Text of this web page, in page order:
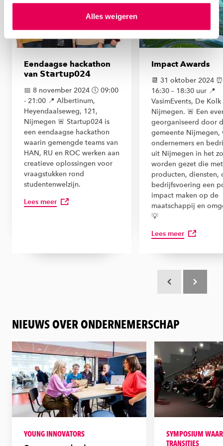
cookiestatement. Via ‘Zelf instellen’ kun je ook zelf
instellen welke cookies we plaatsen. Je kunt je
toestemming altijd wijzigen of intrekken via
Alles weigeren
Eendaagse hackathon
van 𝗦𝘁𝗮𝗿𝘁𝘂𝗽𝟬𝟮𝟰
📅 8 november 2024 🕔 09:00
- 21:00 📍 Albertinum,
Heyendaalseweg, 121,
Nijmegen 🚨 Startup024 is
een eendaagse hackathon
waarin gemengde teams van
HAN, RU en ROC werken aan
creatieve oplossingen voor
vraagstukken rond
studentenwelzijn.
Lees meer
Impact Awards
📆 31 oktober 2024
16:30 – 18:30 uur 📍
VasimEvents, De
Nijmegen. 🚨 Een
georganiseerd door
gemeente Nijmegen,
ondernemers en
uit Nijmegen in het
worden gezet die
producten, diensten,
bedrijfsvoering een
impact maken op de
maatschappij en
💡
Lees meer
NIEUWS OVER ONDERNEMERSCHAP
YOUNG INNOVATORS
SYMPOSIUM
TRANSITIES